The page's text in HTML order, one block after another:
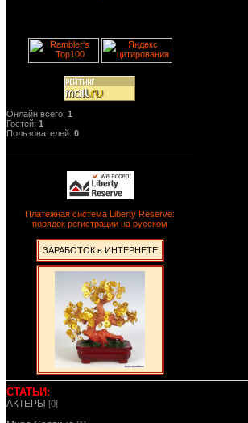
Онлайн всего: 1
Гостей: 1
Пользователей: 0
Платежная система Liberty Reserve:
порядок регистрации на русском
ЗАРАБОТОК в ИНТЕРНЕТЕ
СТАТЬИ:
АКТЕРЫ [0]